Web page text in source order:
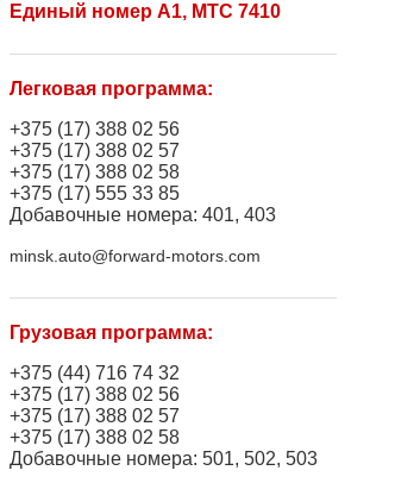
Единый номер A1, МТС 7410
Легковая программа:
+375 (17) 388 02 56
+375 (17) 388 02 57
+375 (17) 388 02 58
+375 (17) 555 33 85
Добавочные номера: 401, 403
minsk.auto@forward-motors.com
Грузовая программа:
+375 (44) 716 74 32
+375 (17) 388 02 56
+375 (17) 388 02 57
+375 (17) 388 02 58
Добавочные номера: 501, 502, 503